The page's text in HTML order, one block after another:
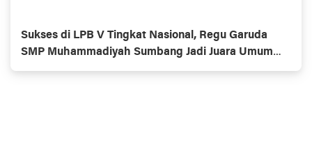
Sukses di LPB V Tingkat Nasional, Regu Garuda
SMP Muhammadiyah Sumbang Jadi Juara Umum
Putra